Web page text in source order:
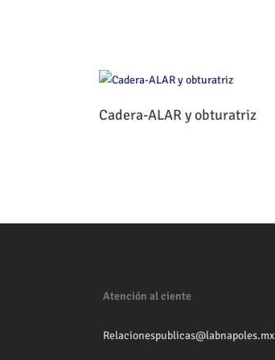
Leer Más
Cadera-ALAR y obturatriz
Atención al ciente
Relacionespublicas@labnapoles.mx